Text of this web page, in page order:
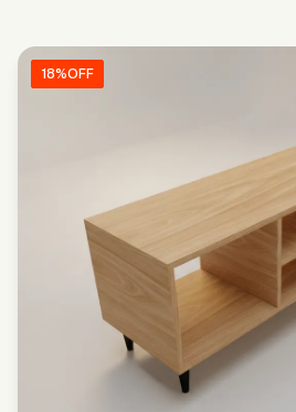
18%OFF